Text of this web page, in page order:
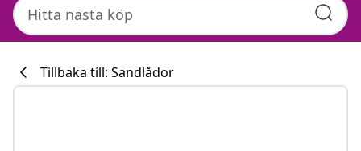
Tillbaka till: Sandlådor